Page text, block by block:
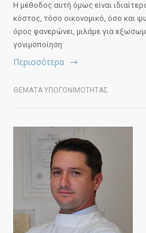
Η μέθοδος αυτή όμως είναι
κόστος, τόσο οικονομικό, όσο και
όρος φανερώνει, μιλάμε για
γονιμοποίηση
Περισσότερα
ΘΕΜΑΤΑ ΥΠΟΓΟΝΙΜΟΤΗΤΑΣ